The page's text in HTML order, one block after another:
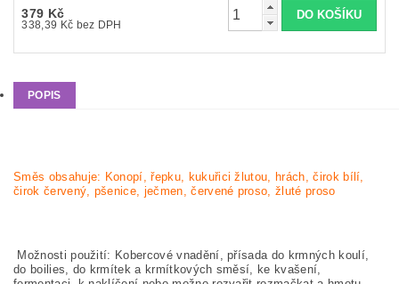
379 Kč
338,39 Kč bez DPH
POPIS
Směs obsahuje: Konopí, řepku, kukuřici žlutou, hrách, čirok bílí,
čirok červený, pšenice, ječmen, červené proso, žluté proso
Možnosti použití: Kobercové vnadění, přísada do krmných koulí,
do boilies, do krmítek a krmítkových směsí, ke kvašení,